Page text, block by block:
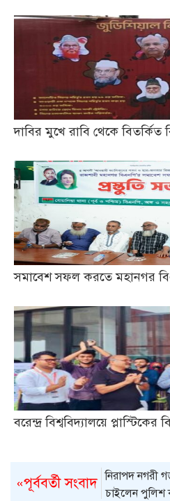
দাবির মুখে রাবি থেকে বিতর্কিত
সমাবেশ সফল করতে মহানগর
বরেন্দ্র বিশ্ববিদ্যালয়ে
«পূর্ববর্তী সংবাদ নিরাপদ নগরী
চাইলেন পুলিশ